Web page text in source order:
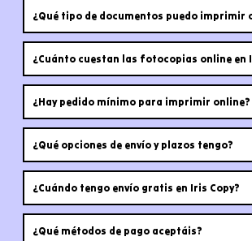
¿Qué tipo de documentos puedo imprimir
¿Cuánto cuestan las fotocopias online en
¿Hay pedido mínimo para imprimir online?
¿Qué opciones de envío y plazos tengo?
¿Cuándo tengo envío gratis en Iris Copy?
¿Qué métodos de pago aceptáis?